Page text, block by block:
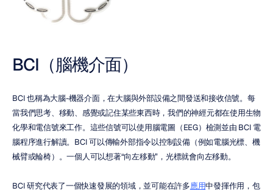
BCI（腦機介面）
BCI 也稱為大腦-機器介面，在大腦與外部設備之間發送和接收信號。每
當我們思考、移動、感覺或記住某些東西時，我們的神經元都在使用生物
化學和電信號來工作。這些信號可以使用腦電圖（EEG）檢測並由 BCI 電
腦程序進行解讀。BCI 可以傳輸外部指令以控制設備（例如電腦光標、機
械臂或輪椅）。一個人可以想著“向左移動”，光標就會向左移動。
BCI 研究代表了一個快速發展的領域，並可能在許多應用中發揮作用，包